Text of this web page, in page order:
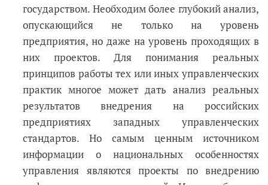
государством. Необходим более глубокий анализ,
опускающийся не только на уровень
предприятия, но даже на уровень проходящих в
них проектов. Для понимания реальных
принципов работы тех или иных управленческих
практик многое может дать анализ реальных
результатов внедрения на российских
предприятиях западных управленческих
стандартов. Но самым ценным источником
информации о национальных особенностях
управления являются проекты по внедрению